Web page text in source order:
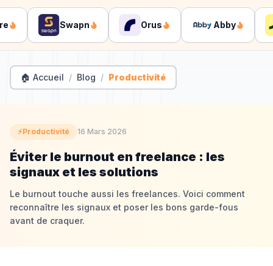
Swapn Orus Abby
🏠 Accueil / Blog / Productivité
⚡Productivité 16 Mars 2026
Éviter le burnout en freelance : les
signaux et les solutions
Le burnout touche aussi les freelances. Voici comment
reconnaître les signaux et poser les bons garde-fous
avant de craquer.